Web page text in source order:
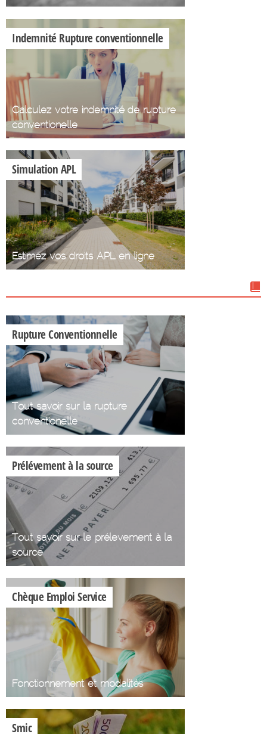
Indemnité Rupture conventionnelle
Calculez votre indemnité de rupture
conventionelle
Simulation APL
Estimez vos droits APL en ligne
Rupture Conventionnelle
Tout savoir sur la rupture
conventionelle
Prélévement à la source
Tout savoir sur le prélevement à la
source
Chèque Emploi Service
Fonctionnement et modalités
Smic